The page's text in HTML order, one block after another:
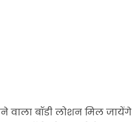
बॉडी लोशन मिल जायेंगे